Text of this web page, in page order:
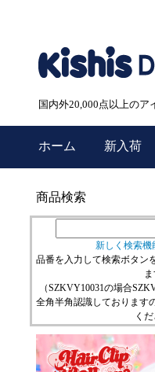
国内外20,000点以上の
ホーム 新入荷
商品検索
新しく検索機
品番を入力して検索ボタン
ま
（SZKVY10031の場合
全角半角認識しております
くだ